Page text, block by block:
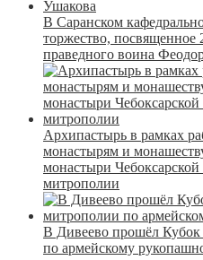
В Саранском
торжество, посвященное
праведного воина
Архипастырь в рамках
монастырям и
монастыри
митрополии
В Дивеево прошёл
по армейскому